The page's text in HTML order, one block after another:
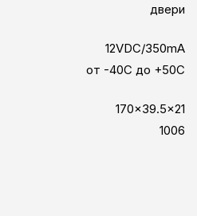
двери
12VDC/350mA
от -40С до +50С
170x39.5x21
1006